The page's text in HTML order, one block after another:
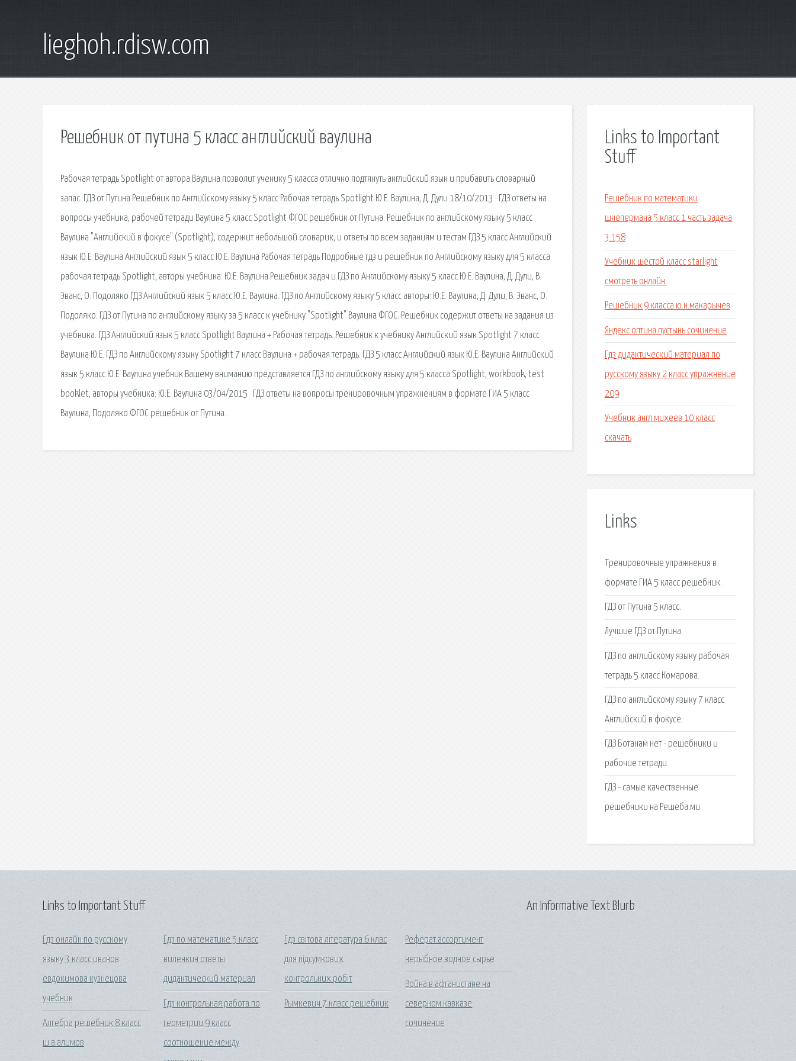
lieghoh.rdisw.com
Решебник от путина 5 класс английский ваулина
Рабочая тетрадь Spotlight от автора Ваулина позволит ученику 5 класса отлично подтянуть английский язык и прибавить словарный
запас. ГДЗ от Путина Решебник по Английскому языку 5 класс Рабочая тетрадь Spotlight Ю.Е. Ваулина, Д. Дули 18/10/2013 · ГДЗ ответы на
вопросы учебника, рабочей тетради Ваулина 5 класс Spotlight ФГОС решебник от Путина. Решебник по английскому языку 5 класс
Ваулина "Английский в фокусе" (Spotlight), содержит небольшой словарик, и ответы по всем заданиям и тестам ГДЗ 5 класс Английский
язык Ю.Е. Ваулина Английский язык 5 класс Ю.Е. Ваулина Рабочая тетрадь Подробные гдз и решебник по Английскому языку для 5 класса
рабочая тетрадь Spotlight, авторы учебника: Ю.Е. Ваулина Решебник задач и ГДЗ по Английскому языку 5 класс Ю.Е. Ваулина, Д. Дули, В.
Эванс, О. Подоляко ГДЗ Английский язык 5 класс Ю.Е. Ваулина. ГДЗ по Английскому языку 5 класс авторы: Ю.Е. Ваулина, Д. Дули, В. Эванс, О.
Подоляко. ГДЗ от Путина по английскому языку за 5 класс к учебнику "Spotlight" Ваулина ФГОС. Решебник содержит ответы на задания из
учебника. ГДЗ Английский язык 5 класс Spotlight Ваулина + Рабочая тетрадь. Решебник к учебнику Английский язык Spotlight 7 класс
Ваулина Ю.Е. ГДЗ по Английскому языку Spotlight 7 класс Ваулина + рабочая тетрадь. ГДЗ 5 класс Английский язык Ю.Е. Ваулина Английский
язык 5 класс Ю.Е. Ваулина учебник Вашему вниманию представляется ГДЗ по английскому языку для 5 класса Spotlight, workbook, test
booklet, авторы учебника: Ю.Е. Ваулина 03/04/2015 · ГДЗ ответы на вопросы тренировочным упражнениям в формате ГИА 5 класс
Ваулина, Подоляко ФГОС решебник от Путина.
Links to Important
Stuff
Решебник по математики
шнепермана 5 класс 1 часть задача
3.158
Учебник шестой класс starlight
смотреть онлайн.
Решебник 9 класса ю.н.макарычев
Яндекс оптина пустынь сочинение
Гдз дидактический материал по
русскому языку 2 класс упражнение
209
Учебник англ михеев 10 класс
скачать
Links
Тренировочные упражнения в
формате ГИА 5 класс решебник.
ГДЗ от Путина 5 класс.
Лучшие ГДЗ от Путина.
ГДЗ по английскому языку рабочая
тетрадь 5 класс Комарова.
ГДЗ по английскому языку 7 класс
Английский в фокусе.
ГДЗ Ботанам нет - решебники и
рабочие тетради.
ГДЗ - самые качественные
решебники на Решеба.ми.
Links to Important Stuff
Гдз онлайн по русскому
языку 3 класс иванов
евдокимова кузнецова
учебник
Алгебра решебник 8 класс
ш.а.алимов
Гдз по математике 5 класс
виленкин ответы
дидактический материал
Гдз контрольная работа по
геометрии 9 класс
соотношение между
Гдз світова література 6 клас
для підсумкових
контрольних робіт
Рымкевич 7 класс решебник
Реферат ассортимент
нерыбное водное сырье
Война в афганистане на
северном кавказе
сочинение
An Informative Text Blurb